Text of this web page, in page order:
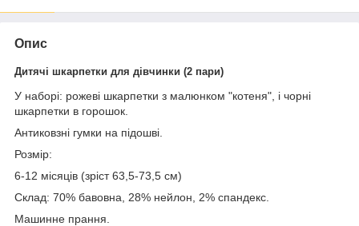
Опис
Дитячі шкарпетки для дівчинки (2 пари)
У наборі: рожеві шкарпетки з малюнком "котеня", і чорні
шкарпетки в горошок.
Антиковзні гумки на підошві.
Розмір:
6-12 місяців (зріст 63,5-73,5 см)
Склад: 70% бавовна, 28% нейлон, 2% спандекс.
Машинне прання.